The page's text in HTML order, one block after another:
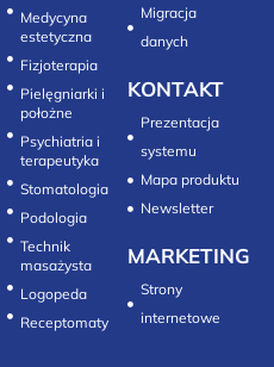
Medycyna
estetyczna
Fizjoterapia
Pielęgniarki i
położne
Psychiatria i
terapeutyka
Stomatologia
Technik
masażysta
Logopeda
Migracja
danych
KONTAKT
Prezentacja
systemu
Mapa produktu
Newsletter
MARKETING
Strony
internetowe